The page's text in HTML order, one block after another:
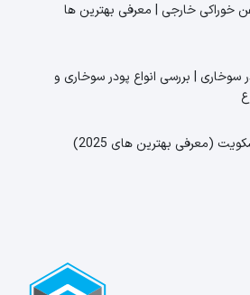
خوراکی خارجی | معرفی بهترین ها
سوخاری | بررسی انواع پودر سوخاری و
(معرفی بهترین‌ های 2025)